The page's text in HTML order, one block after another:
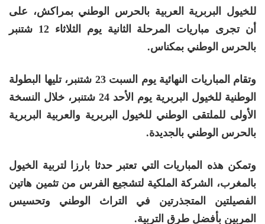
للخيول البربرية العربية بالحرس الوطني بمراكش، على
أن تجرى مباريات المرحلة الثانية يوم الثلاثاء 12 شتنبر
بالحرس الوطني بمكناس.
وتقام المباريات النهائية يوم السبت 23 شتنبر، تليها البطولة
الوطنية للخيول البربرية يوم الأحد 24 شتنبر، خلال النسخة
الأولى للملتقى الوطني للخيول البربرية والعربية البربرية
بالحرس الوطني بالجديدة.
وتمكن هذه المباريات التي تعتبر حدثا بارزا لتربية الخيول
بالمغرب، الشركة الملكية لتشجيع الفرس من تثمين هاتين
الفصيلتين المتجذرتين في التراث الوطني وتحسيس
المربين بأفضل طرق التربية.